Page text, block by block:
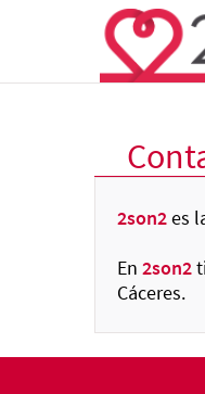
2son2es
En 2son2
Cáceres.